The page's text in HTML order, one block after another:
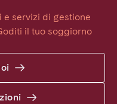
servizi di gestione
il tuo soggiorno